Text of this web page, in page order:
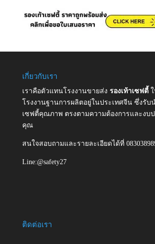
เกี่ยวกับเรา
เราคือตัวแทนโรงงานขายส่ง รองเท้าเซฟตี้
โรงงานฐานการผลิตอยู่ในประเทศจีน ซึ่งรับน
เซฟตี้คุณภาพ ตรงตามความต้องการและงบ
คุณ
สนใจสอบถามและรายละเอียดได้ที่
Line:@safety27
ติดต่อเรา